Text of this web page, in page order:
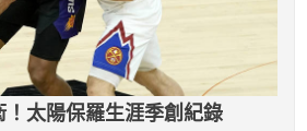
！太陽保羅生涯季創紀錄